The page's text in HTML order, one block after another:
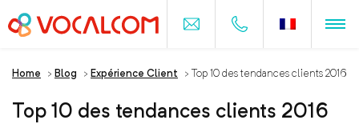
Home > Blog > Expérience Client > Top 10 des tendances clients 2016
Top 10 des tendances clients 2016